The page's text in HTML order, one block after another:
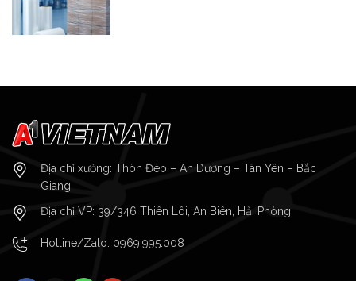
Địa chỉ xưởng: Thôn Đèo – An Dương – Tân Yên – Bắc
Giang
Địa chỉ VP: 39/346 Thiên Lôi, An Biên, Hải Phòng
Hotline/Zalo: 0969.995.008